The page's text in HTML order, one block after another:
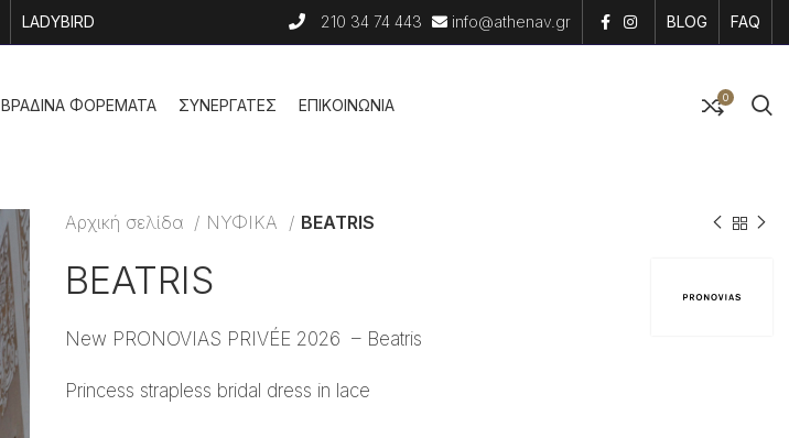
LADYBIRD 210 34 74 443 info@athenav.gr BLOG FAQ
ΒΡΑΔΙΝΑ ΦΟΡΕΜΑΤΑ ΣΥΝΕΡΓΑΤΕΣ EΠΙΚΟΙΝΩΝΙΑ 0
Αρχική σελίδα ΝΥΦΙΚΑ BEATRIS
BEATRIS
New PRONOVIAS PRIVÉE 2026 – Beatris
Princess strapless bridal dress in lace